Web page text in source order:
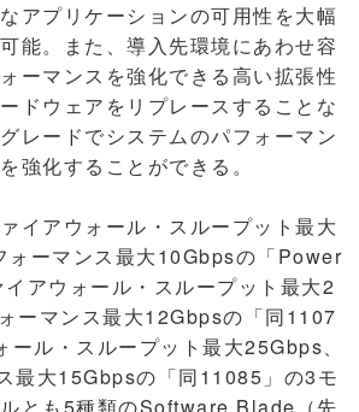
アプリケーションの可用性を大幅
能。また、導入先環境にあわせ容
ーマンスを強化できる高い拡張性
ドウェアをリプレースすることな
レードでシステムのパフォーマン
強化することができる。
イアウォール・スループット最大
ォーマンス最大10Gbpsの「Power
アウォール・スループット最大2
ーマンス最大12Gbpsの「同1107
ル・スループット最大25Gbps、
最大15Gbpsの「同11085」の3モ